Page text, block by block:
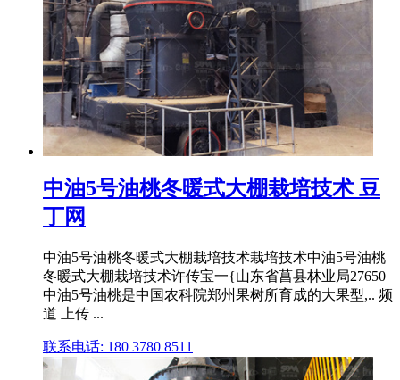
中油5号油桃冬暖式大棚栽培技术 豆
丁网
中油5号油桃冬暖式大棚栽培技术栽培技术中油5号油桃
冬暖式大棚栽培技术许传宝一{山东省菖县林业局27650
中油5号油桃是中国农科院郑州果树所育成的大果型,.. 频
道 上传 ...
联系电话: 180 3780 8511